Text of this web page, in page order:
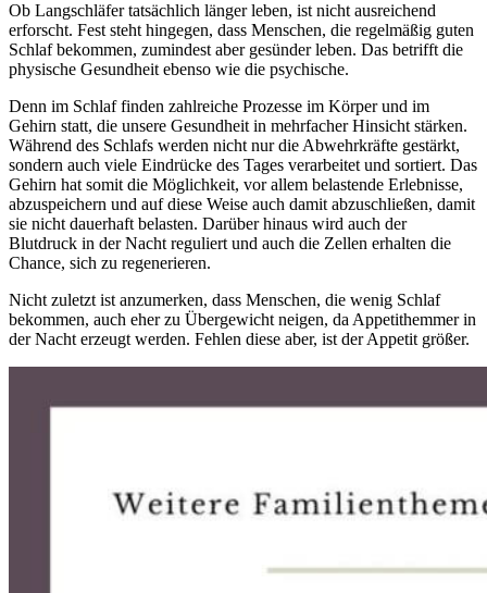
Ob Langschläfer tatsächlich länger leben, ist nicht ausreichend
erforscht. Fest steht hingegen, dass Menschen, die regelmäßig guten
Schlaf bekommen, zumindest aber gesünder leben. Das betrifft die
physische Gesundheit ebenso wie die psychische.
Denn im Schlaf finden zahlreiche Prozesse im Körper und im
Gehirn statt, die unsere Gesundheit in mehrfacher Hinsicht stärken.
Während des Schlafs werden nicht nur die Abwehrkräfte gestärkt,
sondern auch viele Eindrücke des Tages verarbeitet und sortiert. Das
Gehirn hat somit die Möglichkeit, vor allem belastende Erlebnisse,
abzuspeichern und auf diese Weise auch damit abzuschließen, damit
sie nicht dauerhaft belasten. Darüber hinaus wird auch der
Blutdruck in der Nacht reguliert und auch die Zellen erhalten die
Chance, sich zu regenerieren.
Nicht zuletzt ist anzumerken, dass Menschen, die wenig Schlaf
bekommen, auch eher zu Übergewicht neigen, da Appetithemmer in
der Nacht erzeugt werden. Fehlen diese aber, ist der Appetit größer.